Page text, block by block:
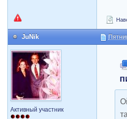
JuNik
Активный участник